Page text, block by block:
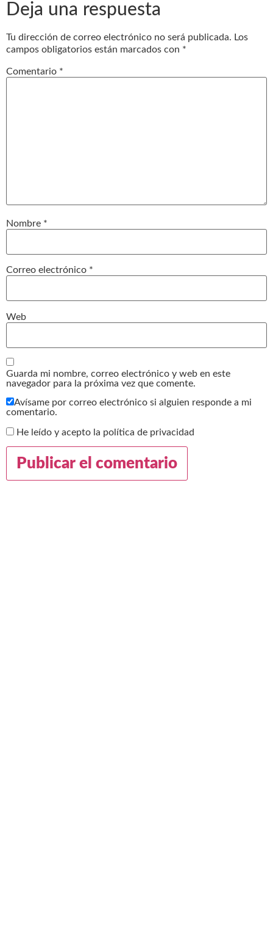
Deja una respuesta
Tu dirección de correo electrónico no será publicada. Los
campos obligatorios están marcados con *
Comentario *
Nombre *
Correo electrónico *
Web
Guarda mi nombre, correo electrónico y web en este
navegador para la próxima vez que comente.
Avísame por correo electrónico si alguien responde a mi
comentario.
He leído y acepto la política de privacidad